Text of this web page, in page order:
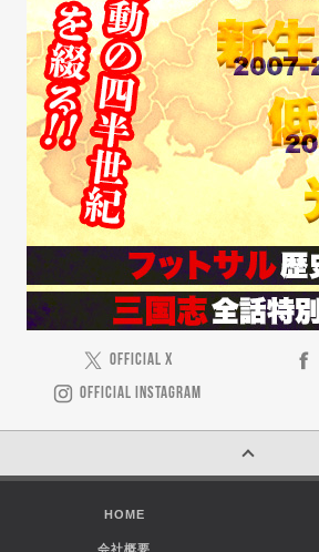
OFFICIAL X
OFFICIAL INSTAGRAM
HOME
会社概要